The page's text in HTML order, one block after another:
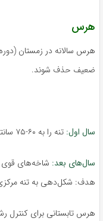
هرس
هرس سالانه در زمستان
ضعیف حذف شوند.
سال اول: تنه را به ۶۰-۷۵ سانتی‌متر کوتاه کنید و ۴-۶ شاخه اصلی نگه دارید.
سال‌های بعد: شاخه‌های قوی
هدف: شکل‌دهی به تنه مرکزی
هرس تابستانی برای کنترل